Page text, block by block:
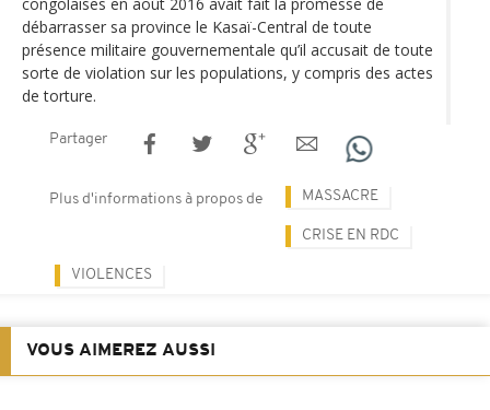
débarrasser sa province le Kasaï-Central de toute
présence militaire gouvernementale qu’il accusait de toute
sorte de violation sur les populations, y compris des actes
de torture.
Partager
Plus d'informations à propos de MASSACRE
CRISE EN RDC
VIOLENCES
VOUS AIMEREZ AUSSI